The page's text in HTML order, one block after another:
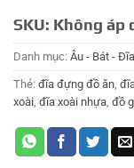
SKU: Không áp
Danh mục: Âu - Bát -
Thẻ: đĩa đựng đồ ăn,
xoài, đĩa xoài nhựa, đồ